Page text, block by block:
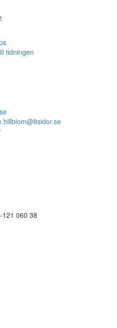
tidningen
121 060 38